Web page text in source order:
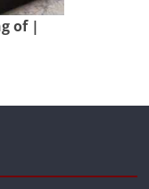
of |